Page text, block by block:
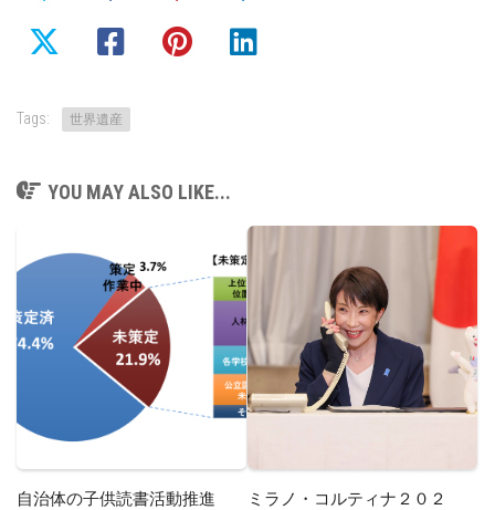
Tags: 世界遺産
YOU MAY ALSO LIKE...
自治体の子供読書活動推進
ミラノ・コルティナ２０２